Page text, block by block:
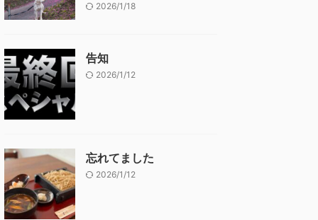
2026/1/18
告知
2026/1/12
忘れてました
2026/1/12